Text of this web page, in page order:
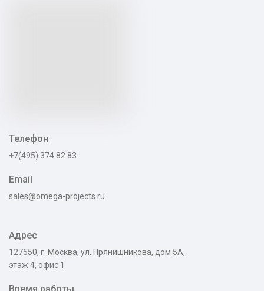
Телефон
+7(495) 374 82 83
Email
sales@omega-projects.ru
Адрес
127550, г. Москва, ул. Прянишникова, дом 5А,
этаж 4, офис 1
Время работы